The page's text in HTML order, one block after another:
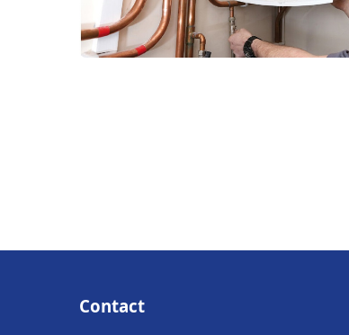
Contact